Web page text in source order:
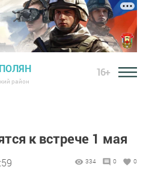
район
16+
к встрече 1 мая
334 0 0